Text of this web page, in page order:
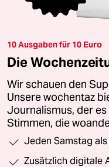
10 Ausgaben für 10 Euro
Die
Wir schauen den
Unsere wochentaz
Journalismus, der
Stimmen, die
Jeden Samstag
Zusätzlich digitale